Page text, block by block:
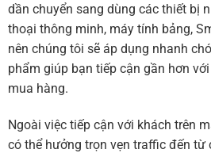
dần chuyển sang dùng các thiết bị
thoại thông minh, máy tính bảng,
nên chúng tôi sẽ áp dụng nhanh
phẩm giúp bạn tiếp cận gần hơn
mua hàng.
Ngoài việc tiếp cận với khách trên
có thể hưởng trọn vẹn traffic đến từ